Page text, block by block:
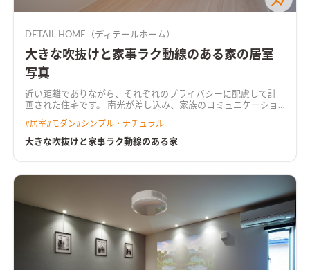
DETAIL HOME（ディテールホーム）
大きな吹抜けと家事ラク動線のある家の居室
写真
近い距離でありながら、それぞれのプライバシーに配慮して計
画された住宅です。 南光が差し込み、家族のコミュニケーショ
動線が奥様のこだわりポイント。 その他にも、タイルやクロス
の配色、子ども部屋のロフトベッド、奥様専用のコレクションル
#居室#モダン#シンプル・ナチュラル
大きな吹抜けと家事ラク動線のある家